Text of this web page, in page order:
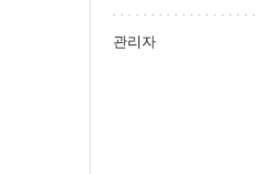
관리자